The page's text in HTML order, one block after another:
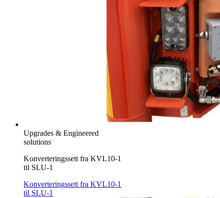
Upgrades & Engineered
solutions
Konverteringssett fra KVL10-1
til SLU-1
Konverteringssett fra KVL10-1
til SLU-1